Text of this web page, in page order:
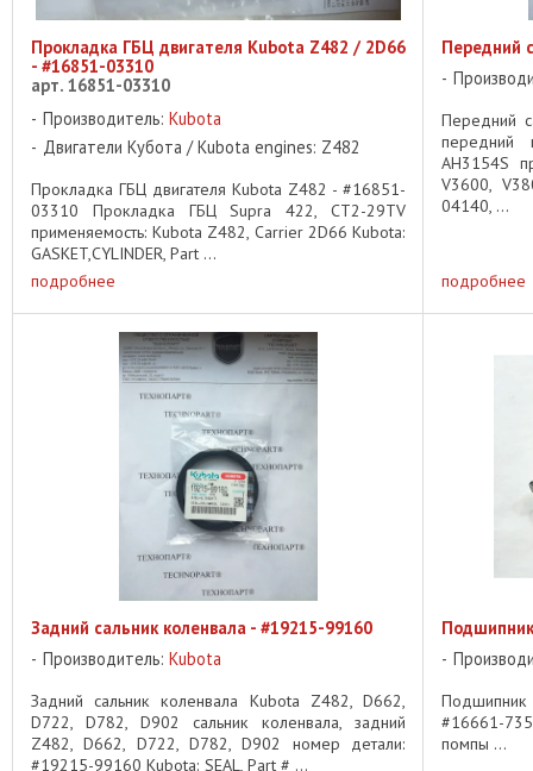
Прокладка ГБЦ двигателя Kubota Z482 / 2D66
- #16851-03310
арт. 16851-03310
Производитель: Kubota
Двигатели Кубота / Kubota engines: Z482
Прокладка ГБЦ двигателя Kubota Z482 - #16851-
03310 Прокладка ГБЦ Supra 422, CT2-29TV
применяемость: Kubota Z482, Carrier 2D66 Kubota:
GASKET,CYLINDER, Part ...
подробнее
Передний
Передний
передний
AH3154S
V3600,
04140, ...
подробнее
Задний сальник коленвала - #19215-99160
Производитель: Kubota
Задний сальник коленвала Kubota Z482, D662,
D722, D782, D902 сальник коленвала, задний
Z482, D662, D722, D782, D902 номер детали:
#19215-99160 Kubota: SEAL, Part # ...
#16661-
помпы ...